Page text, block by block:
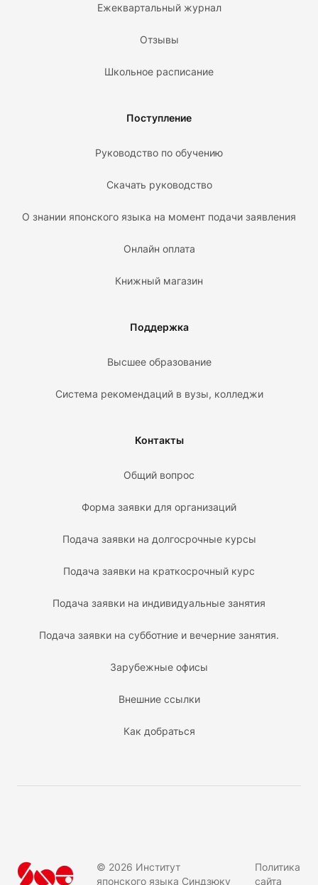
Ежеквартальный журнал
Отзывы
Школьное расписание
Поступление
Руководство по обучению
Скачать руководство
О знании японского языка на момент подачи заявления
Онлайн оплата
Книжный магазин
Поддержка
Высшее образование
Система рекомендаций в вузы, колледжи
Контакты
Общий вопрос
Форма заявки для организаций
Подача заявки на долгосрочные курсы
Подача заявки на краткосрочный курс
Подача заявки на индивидуальные занятия
Подача заявки на субботние и вечерние занятия.
Зарубежные офисы
Внешние ссылки
Как добраться
© 2026 Институт
японского языка Синдзюку
Политика
сайта